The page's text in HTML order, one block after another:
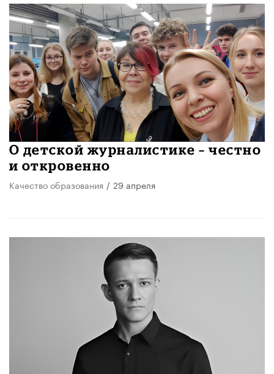
О детской журналистике – честно
и откровенно
Качество образования / 29 апреля